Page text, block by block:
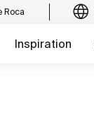
Roca
Inspiration